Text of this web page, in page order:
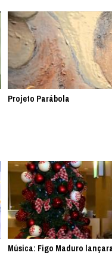
Projeto Parábola
Música: Figo Maduro